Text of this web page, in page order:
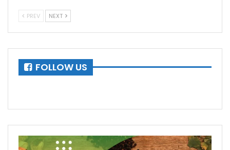
PREV NEXT
FOLLOW US